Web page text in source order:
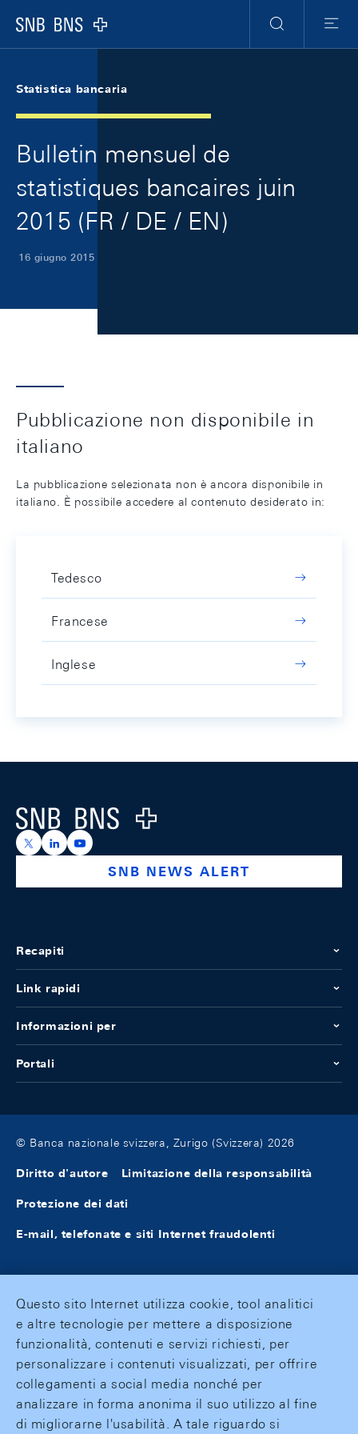
Logo
Ricerca
Menu
Statistica bancaria
Bulletin mensuel de
statistiques bancaires juin
2015 (FR / DE / EN)
16 giugno 2015
Pubblicazione non disponibile in
italiano
La pubblicazione selezionata non è ancora disponibile in
italiano. È possibile accedere al contenuto desiderato in:
Tedesco
Francese
Inglese
Logo
https://x.com/snb_bns
https://ch.linkedin.com/company/swiss-national-
https://www.youtube.com/@swissnationalbank
SNB NEWS ALERT
Recapiti
Link rapidi
Informazioni per
Portali
© Banca nazionale svizzera, Zurigo (Svizzera) 2026
Diritto d'autore Limitazione della responsabilità
Protezione dei dati
E-mail, telefonate e siti Internet fraudolenti
Questo sito Internet utilizza cookie, tool analitici
e altre tecnologie per mettere a disposizione
funzionalità, contenuti e servizi richiesti, per
personalizzare i contenuti visualizzati, per offrire
collegamenti a social media nonché per
analizzare in forma anonima il suo utilizzo al fine
di migliorarne l'usabilità. A tale riguardo si